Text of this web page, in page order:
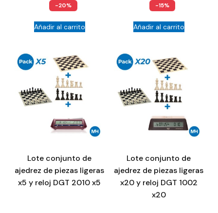
-20%
Añadir al carrito
-15%
Añadir al carrito
Lote conjunto de
ajedrez de piezas ligeras
x5 y reloj DGT 2010 x5
Lote conjunto de
ajedrez de piezas ligeras
x20 y reloj DGT 1002
x20